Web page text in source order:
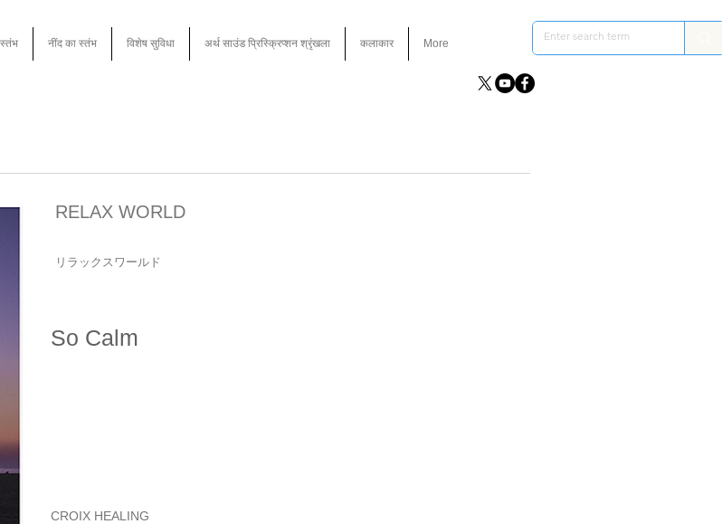
नींद का स्तंभ विशेष सुविधा अर्थ साउंड प्रिस्क्रिप्शन श्रृंखला कलाकार More
RELAX WORLD
リラックスワールド
So Calm
CROIX HEALING